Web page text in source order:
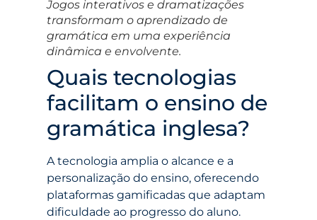
Jogos interativos e dramatizações
transformam o aprendizado de
gramática em uma experiência
dinâmica e envolvente.
Quais tecnologias
facilitam o ensino de
gramática inglesa?
A tecnologia amplia o alcance e a
personalização do ensino, oferecendo
plataformas gamificadas que adaptam
dificuldade ao progresso do aluno.